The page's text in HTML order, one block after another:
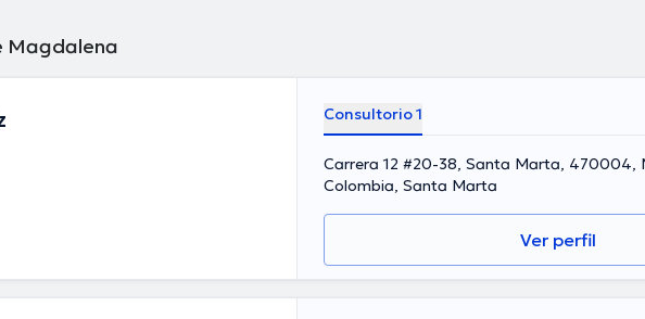
Magdalena
Consultorio 1
Carrera 12 #20-38, Santa Marta, 470004,
Colombia, Santa Marta
Ver perfil